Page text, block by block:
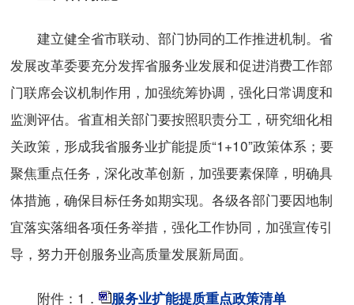
建立健全省市联动、部门协同的工作推进机制。省
发展改革委要充分发挥省服务业发展和促进消费工作部
门联席会议机制作用，加强统筹协调，强化日常调度和
监测评估。省直相关部门要按照职责分工，研究细化相
关政策，形成我省服务业扩能提质“1+10”政策体系；要
聚焦重点任务，深化改革创新，加强要素保障，明确具
体措施，确保目标任务如期实现。各级各部门要因地制
宜落实落细各项任务举措，强化工作协同，加强宣传引
导，努力开创服务业高质量发展新局面。
附件：1． 服务业扩能提质重点政策清单